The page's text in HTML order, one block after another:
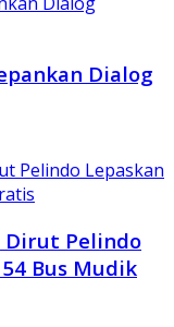
Dialog
Dirut Pelindo
Bus Mudik